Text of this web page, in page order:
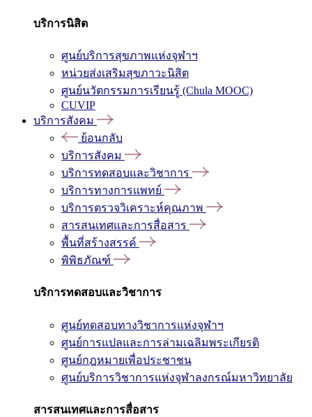
บริการนิสิต
ศูนย์บริการสุขภาพแห่งจุฬาฯ
หน่วยส่งเสริมสุขภาวะนิสิต
ศูนย์นวัตกรรมการเรียนรู้ (Chula MOOC)
CUVIP
บริการสังคม
ย้อนกลับ
บริการสังคม
บริการทดสอบและวิชาการ
บริการทางการแพทย์
บริการตรวจวิเคราะห์คุณภาพ
สารสนเทศและการสื่อสาร
พื้นที่สร้างสรรค์
พิพิธภัณฑ์
บริการทดสอบและวิชาการ
ศูนย์ทดสอบทางวิชาการแห่งจุฬาฯ
ศูนย์การแปลและการล่ามเฉลิมพระเกียรติ
ศูนย์กฎหมายเพื่อประชาชน
ศูนย์บริการวิชาการแห่งจุฬาลงกรณ์มหาวิทยาลัย
สารสนเทศและการสื่อสาร